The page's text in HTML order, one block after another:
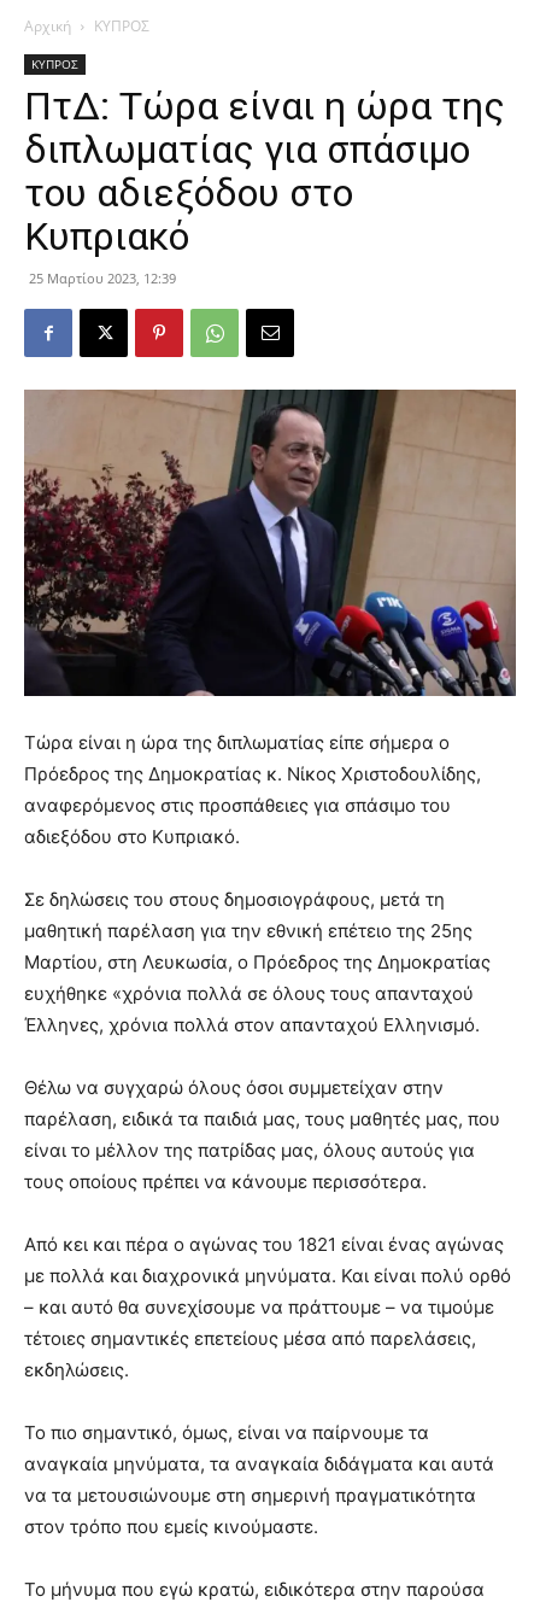
Αρχική ΚΥΠΡΟΣ
ΚΥΠΡΟΣ
ΠτΔ: Τώρα είναι η ώρα της
διπλωματίας για σπάσιμο
του αδιεξόδου στο
Κυπριακό
25 Μαρτίου 2023, 12:39
Τώρα είναι η ώρα της διπλωματίας είπε σήμερα ο
Πρόεδρος της Δημοκρατίας κ. Νίκος Χριστοδουλίδης,
αναφερόμενος στις προσπάθειες για σπάσιμο του
αδιεξόδου στο Κυπριακό.
Σε δηλώσεις του στους δημοσιογράφους, μετά τη
μαθητική παρέλαση για την εθνική επέτειο της 25ης
Μαρτίου, στη Λευκωσία, ο Πρόεδρος της Δημοκρατίας
ευχήθηκε «χρόνια πολλά σε όλους τους απανταχού
Έλληνες, χρόνια πολλά στον απανταχού Ελληνισμό.
Θέλω να συγχαρώ όλους όσοι συμμετείχαν στην
παρέλαση, ειδικά τα παιδιά μας, τους μαθητές μας, που
είναι το μέλλον της πατρίδας μας, όλους αυτούς για
τους οποίους πρέπει να κάνουμε περισσότερα.
Από κει και πέρα ο αγώνας του 1821 είναι ένας αγώνας
με πολλά και διαχρονικά μηνύματα. Και είναι πολύ ορθό
– και αυτό θα συνεχίσουμε να πράττουμε – να τιμούμε
τέτοιες σημαντικές επετείους μέσα από παρελάσεις,
εκδηλώσεις.
Το πιο σημαντικό, όμως, είναι να παίρνουμε τα
αναγκαία μηνύματα, τα αναγκαία διδάγματα και αυτά
να τα μετουσιώνουμε στη σημερινή πραγματικότητα
στον τρόπο που εμείς κινούμαστε.
Το μήνυμα που εγώ κρατώ, ειδικότερα στην παρούσα